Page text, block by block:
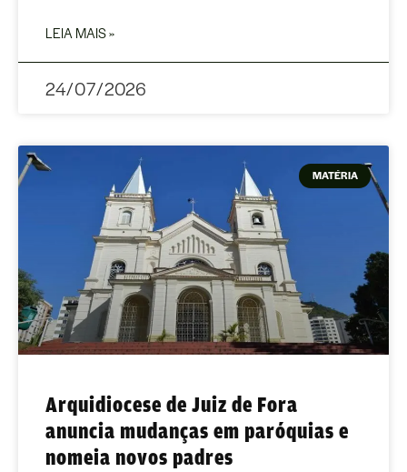
LEIA MAIS »
24/07/2026
MATÉRIA
Arquidiocese de Juiz de Fora
anuncia mudanças em paróquias e
nomeia novos padres